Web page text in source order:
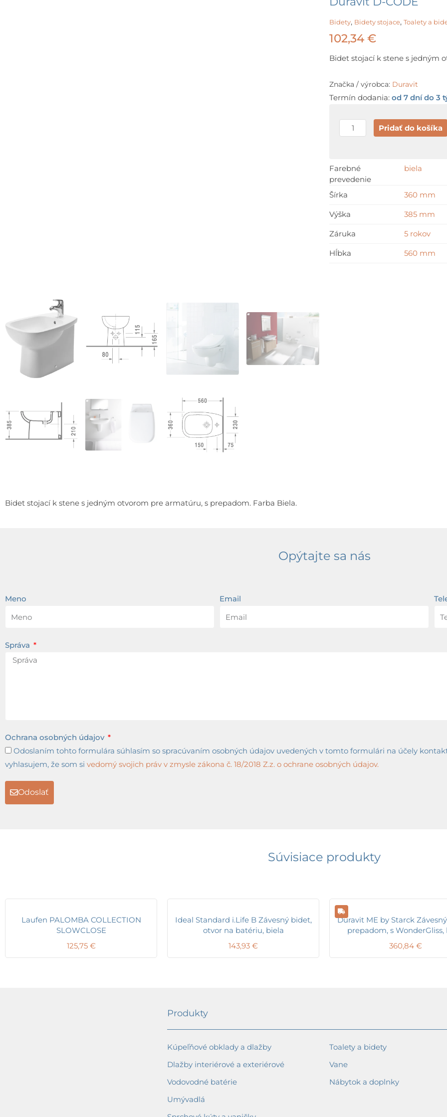
Bidety, Bidety stojace, Toalety a
102,34 €
Bidet stojací k stene s jedným
Značka / výrobca: Duravit
Termín dodania: od 7 dní do 3
množstvo
Duravit
CODE
Pridať do košíka
Farebné
prevedenie
biela
Šírka 360 mm
Výška 385 mm
Záruka 5 rokov
Hĺbka 560 mm
Bidet stojací k stene s jedným otvorom pre armatúru, s prepadom. Farba Biela.
Opýtajte sa nás
Meno Email
Správa
Ochrana osobných údajov
Odoslaním tohto formulára súhlasím so spracúvaním osobných údajov uvedených v tomto formulári na účely
vyhlasujem, že som si vedomý svojich práv v zmysle zákona č. 18/2018 Z.z. o ochrane osobných údajov.
Odoslať
Súvisiace produkty
Laufen PALOMBA COLLECTION
SLOWCLOSE
125,75 €
Ideal Standard i.Life B Závesný bidet,
otvor na batériu, biela
143,93 €
Duravit ME by Starck
prepadom, s WonderGliss,
360,84 €
Produkty
Kúpeľňové obklady a dlažby
Dlažby interiérové a exteriérové
Vodovodné batérie
Umývadlá
Toalety a bidety
Vane
Nábytok a doplnky